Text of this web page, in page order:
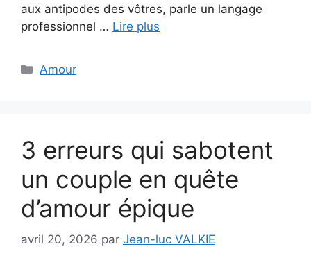
aux antipodes des vôtres, parle un langage
professionnel … Lire plus
Catégories
Amour
3 erreurs qui sabotent
un couple en quête
d’amour épique
avril 20, 2026 par Jean-luc VALKIE